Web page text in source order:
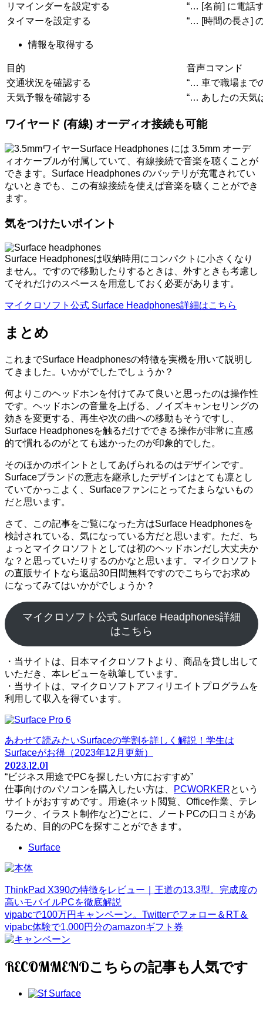
リマインダーを設定する
“… [名前] に電話
タイマーを設定する
“… [時間の長さ]
情報を取得する
目的
音声コマンド
交通状況を確認する
“… 車で職場まで
天気予報を確認する
“… あしたの天気
ワイヤード (有線) オーディオ接続も可能
Surface Headphones には 3.5mm オーデ
ィオケーブルが付属していて、有線接続で音楽を聴くことが
できます。Surface Headphones のバッテリが充電されてい
ないときでも、この有線接続を使えば音楽を聴くことができ
ます。
気をつけたいポイント
Surface Headphonesは収納時用にコンパクトに小さくなり
ません。ですので移動したりするときは、外すときも考慮し
てそれだけのスペースを用意しておく必要があります。
マイクロソフト公式 Surface Headphones詳細はこちら
まとめ
これまでSurface Headphonesの特徴を実機を用いて説明し
てきました。いかがでしたでしょうか？
何よりこのヘッドホンを付けてみて良いと思ったのは操作性
です。ヘッドホンの音量を上げる、ノイズキャンセリングの
効きを変更する、再生や次の曲への移動もそうですし、
Surface Headphonesを触るだけでできる操作が非常に直感
的で慣れるのがとても速かったのが印象的でした。
そのほかのポイントとしてあげられるのはデザインです。
Surfaceブランドの意志を継承したデザインはとても凛とし
ていてかっこよく、Surfaceファンにとってたまらないもの
だと思います。
さて、この記事をご覧になった方はSurface Headphonesを
検討されている、気になっている方だと思います。ただ、ち
ょっとマイクロソフトとしては初のヘッドホンだし大丈夫か
な？と思っていたりするのかなと思います。マイクロソフト
の直販サイトなら返品30日間無料ですのでこちらでお求め
になってみてはいかがでしょうか？
マイクロソフト公式 Surface Headphones詳細
はこちら
・当サイトは、日本マイクロソフトより、商品を貸し出して
いただき、本レビューを執筆しています。
・当サイトは、マイクロソフトアフィリエイトプログラムを
利用して収入を得ています。
あわせて読みたいSurfaceの学割を詳しく解説！学生は
Surfaceがお得（2023年12月更新）
2023.12.01
“ビジネス用途でPCを探したい方におすすめ”
仕事向けのパソコンを購入したい方は、
PCWORKERという
サイトがおすすめです。用途(ネット閲覧、Office作業、テレ
ワーク、イラスト制作など)ごとに、ノートPCの口コミがあ
るため、目的のPCを探すことができます。
Surface
ThinkPad X390の特徴をレビュー｜王道の13.3型。完成度の
高いモバイルPCを徹底解説
vipabcで100万円キャンペーン。Twitterでフォロー＆RT＆
vipabc体験で1,000円分のamazonギフト券
RECOMMEND
Surface